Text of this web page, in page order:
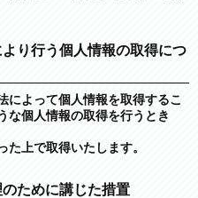
り行う個人情報の取得につ
によって個人情報を取得するこ
な個人情報の取得を行うとき
上で取得いたします。
ために講じた措置